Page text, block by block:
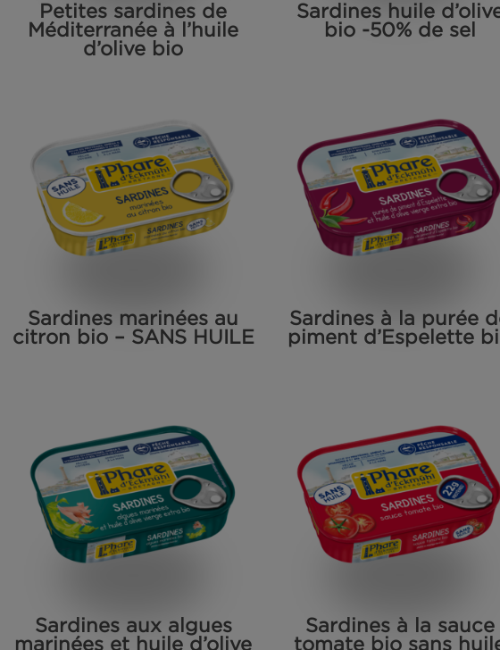
Petites sardines de
Méditerranée à l’huile
d’olive bio
Sardines
bio -
Sardines marinées au
citron bio – SANS HUILE
Sardines à
piment